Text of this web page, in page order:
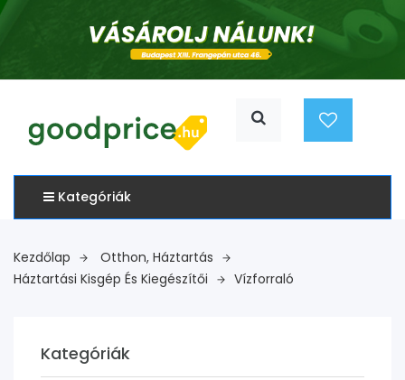
Kategóriák
Kezdőlap
Otthon, Háztartás
Háztartási Kisgép És Kiegészítői
Vízforraló
Kategóriák